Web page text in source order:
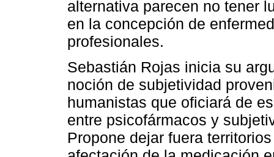
alternativa parecen no tener
en la concepción de
profesionales.
Sebastián Rojas inicia su
noción de subjetividad
humanistas que oficiará de
entre psicofármacos y
Propone dejar fuera